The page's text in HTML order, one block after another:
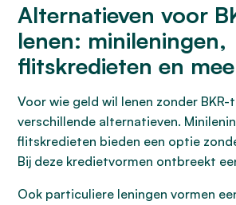
Alternatieven voor
lenen: minileningen,
flitskredieten en
Voor wie geld wil lenen zonder
verschillende alternatieven.
flitskredieten bieden een optie
Bij deze kredietvormen ontbreekt
Ook particuliere leningen vormen